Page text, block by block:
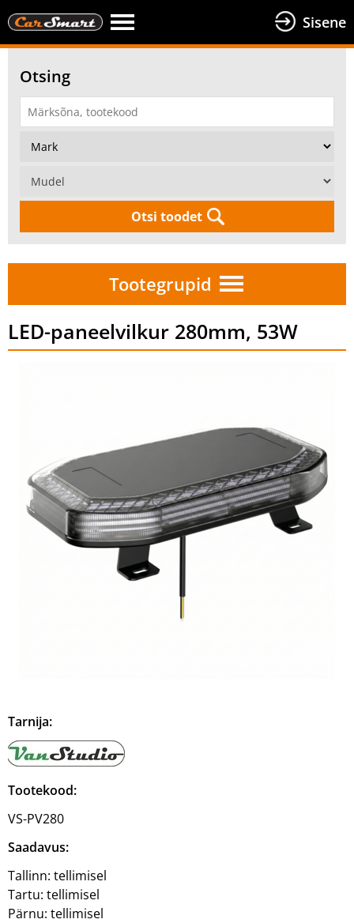
Sisene
Otsing
Otsi toodet
Tootegrupid
LED-paneelvilkur 280mm, 53W
Tarnija:
Tootekood:
VS-PV280
Saadavus:
Tallinn: tellimisel
Tartu: tellimisel
Pärnu: tellimisel